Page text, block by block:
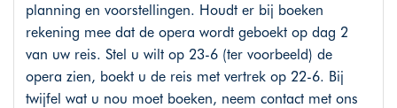
planning en voorstellingen. Houdt er bij boeken
rekening mee dat de opera wordt geboekt op dag 2
van uw reis. Stel u wilt op 23-6 (ter voorbeeld) de
opera zien, boekt u de reis met vertrek op 22-6. Bij
twijfel wat u nou moet boeken, neem contact met ons